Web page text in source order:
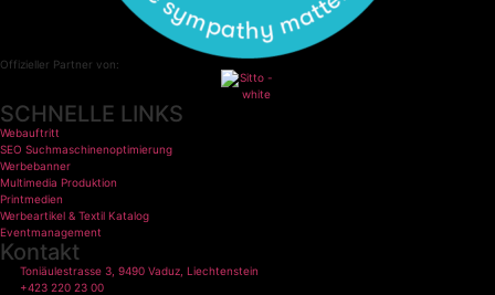
Offizieller Partner von:
SCHNELLE LINKS
Webauftritt
SEO Suchmaschinenoptimierung
Werbebanner
Multimedia Produktion
Printmedien
Werbeartikel & Textil Katalog
Eventmanagement
Kontakt
Toniäulestrasse 3, 9490 Vaduz, Liechtenstein
+423 220 23 00